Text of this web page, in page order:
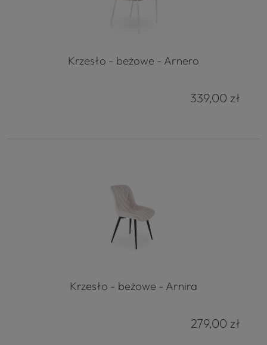
Krzesło - beżowe - Arnero
339,00 zł
Krzesło - beżowe - Arnira
279,00 zł